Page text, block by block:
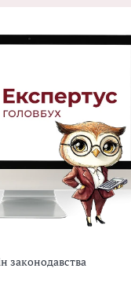
законодавства